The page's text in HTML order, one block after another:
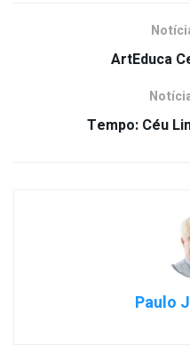
ArtEduca
Tempo: Céu
Paulo